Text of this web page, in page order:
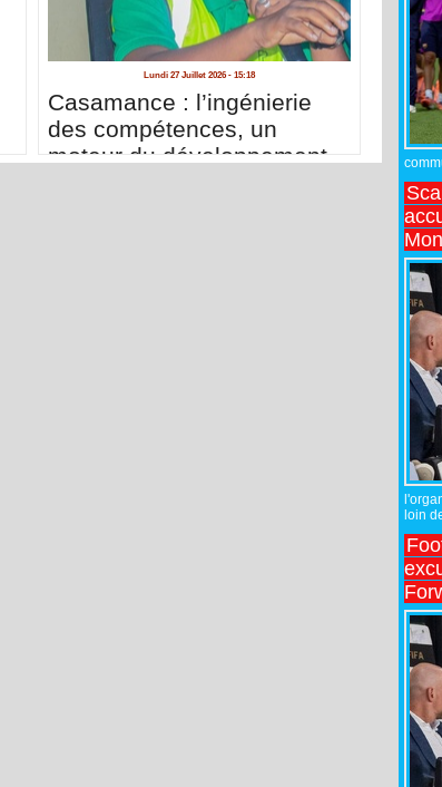
Lundi 27 Juillet 2026 - 15:18
Casamance : l’ingénierie
des compétences, un
moteur du développement
loin de